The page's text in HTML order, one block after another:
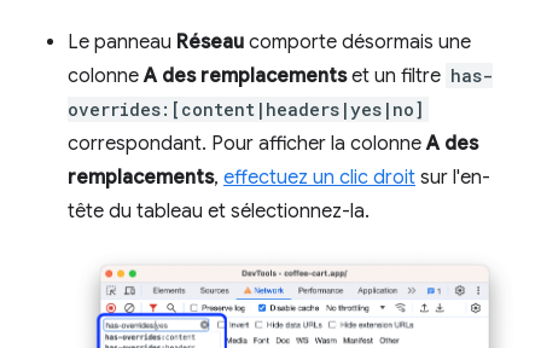
Le panneau Réseau comporte désormais une
colonneA des remplacementset un filtre has-
overrides:[content|headers|yes|no]
correspondant. Pour afficher la colonneA des
remplacements, effectuez un clic droit sur l'en-
tête du tableau et sélectionnez-la.